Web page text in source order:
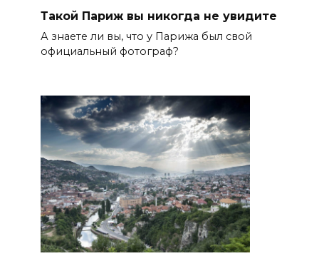
Такой Париж вы никогда не увидите
А знаете ли вы, что у Парижа был свой
официальный фотограф?